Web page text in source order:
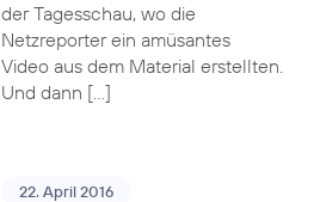
der Tagesschau, wo die
Netzreporter ein amüsantes
Video aus dem Material erstellten.
Und dann […]
22. April 2016